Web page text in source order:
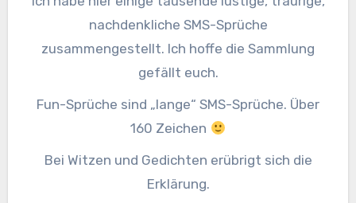
nachdenkliche SMS-Sprüche
zusammengestellt. Ich hoffe die Sammlung
gefällt euch.
Fun-Sprüche sind „lange“ SMS-Sprüche. Über
160 Zeichen
Bei Witzen und Gedichten erübrigt sich die
Erklärung.